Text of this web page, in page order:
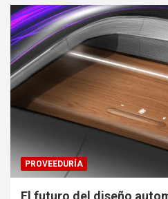
PROVEEDURÍA
El futuro del diseño